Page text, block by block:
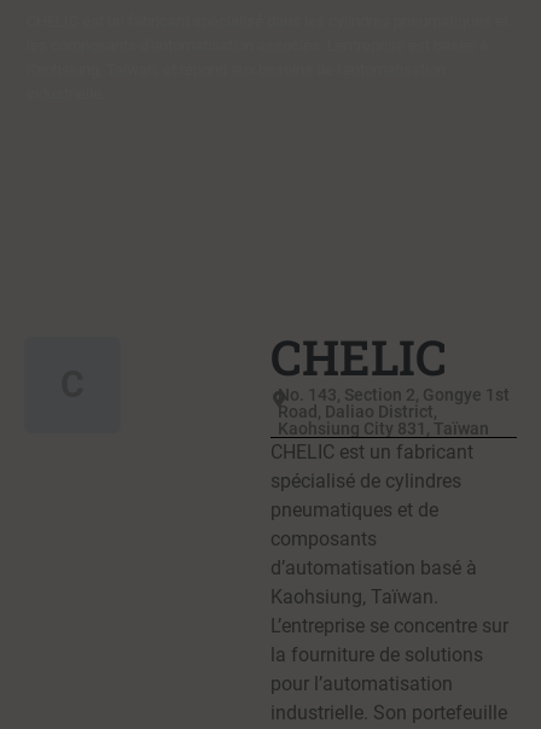
CHELIC
No. 143, Section 2, Gongye 1st
Road, Daliao District,
Kaohsiung City 831, Taïwan
CHELIC est un fabricant
spécialisé de cylindres
pneumatiques et de
composants
d’automatisation basé à
Kaohsiung, Taïwan.
L’entreprise se concentre sur
la fourniture de solutions
pour l’automatisation
industrielle. Son portefeuille